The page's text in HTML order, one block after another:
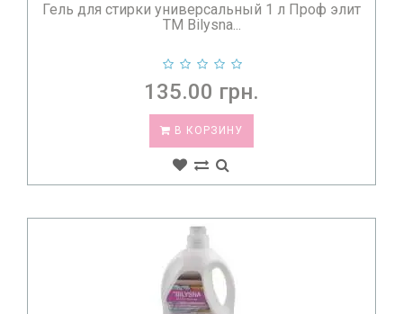
Гель для стирки универсальный 1 л Проф элит
TM Bilysna...
135.00 грн.
В КОРЗИНУ